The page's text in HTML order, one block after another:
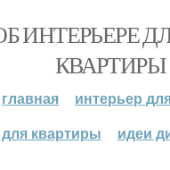
ИНТЕРЬЕРЕ
КВАРТИРЫ
главная
интерьер
квартиры
идеи